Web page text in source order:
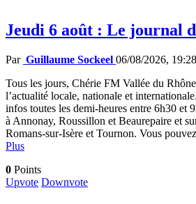
Jeudi 6 août : Le journal
Par Guillaume Sockeel 06/08/2026, 19:28
Tous les jours, Chérie FM Vallée du
l’actualité locale, nationale et
infos toutes les demi-heures entre 6h30 et
à Annonay, Roussillon et Beaurepaire et
Romans-sur-Isère et Tournon. Vous
Plus
0 Points
Upvote Downvote